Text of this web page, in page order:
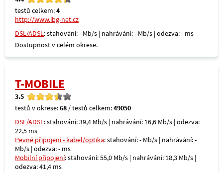
testů celkem:4
http://www.ibg-net.cz
DSL/ADSL: stahování: - Mb/s | nahrávání: - Mb/s | odezva: - ms
Dostupnost v celém okrese.
T-MOBILE
3.5
testů v okrese:68 / testů celkem:49050
DSL/ADSL: stahování: 39,4 Mb/s | nahrávání: 16,6 Mb/s | odezva:
22,5 ms
Pevné připojení - kabel/optika: stahování: - Mb/s | nahrávání: -
Mb/s | odezva: - ms
Mobilní připojení: stahování: 55,0 Mb/s | nahrávání: 18,3 Mb/s |
odezva: 41,4 ms